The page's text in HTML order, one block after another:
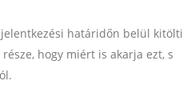
határidőn belül kitölti
hogy miért is akarja ezt, s